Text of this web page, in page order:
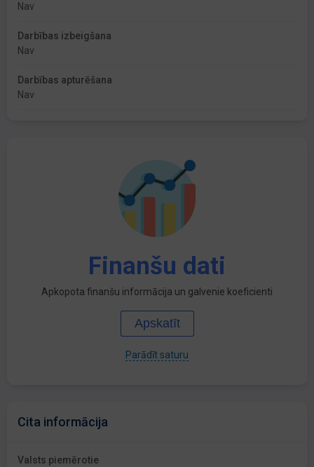
Nav
Darbības izbeigšana
Nav
Darbības apturēšana
Nav
Finanšu dati
Apkopota finanšu informācija un galvenie koeficienti
Apskatīt
Parādīt saturu
Cita informācija
Valsts piemērotie